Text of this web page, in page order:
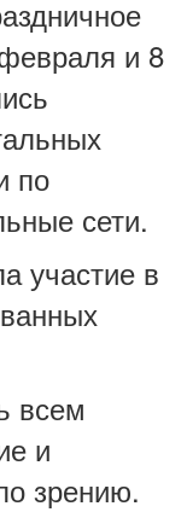
и 8
по
сети.
участие в
всем
и
зрению.